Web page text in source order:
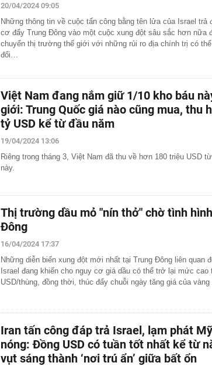
20/04/2024 09:05
Những thông tin về cuộc tấn công bằng tên lửa của Israel trả
cơ đẩy Trung Đông vào một cuộc xung đột sâu sắc hơn nữa
chuyển thị trường thế giới với những rủi ro địa chính trị có
đổi…
Việt Nam đang nắm giữ 1/10 kho báu
giới: Trung Quốc giá nào cũng mua, thu
tỷ USD kể từ đầu năm
19/04/2024 13:06
Riêng trong tháng 3, Việt Nam đã thu về hơn 180 triệu USD
này.
Thị trường dầu mỏ "nín thở" chờ tình
Đông
16/04/2024 17:37
Những diễn biến xung đột mới nhất tại Trung Đông liên quan
Israel đang khiến cho nguy cơ giá dầu có thể trở lại mức cao
USD/thùng, đồng thời, thúc đẩy chuỗi ngày tăng giá của
Iran tấn công đáp trả Israel, lạm phát
nóng: Đồng USD có tuần tốt nhất kể từ
vụt sáng thành ‘nơi trú ẩn’ giữa bất ổn